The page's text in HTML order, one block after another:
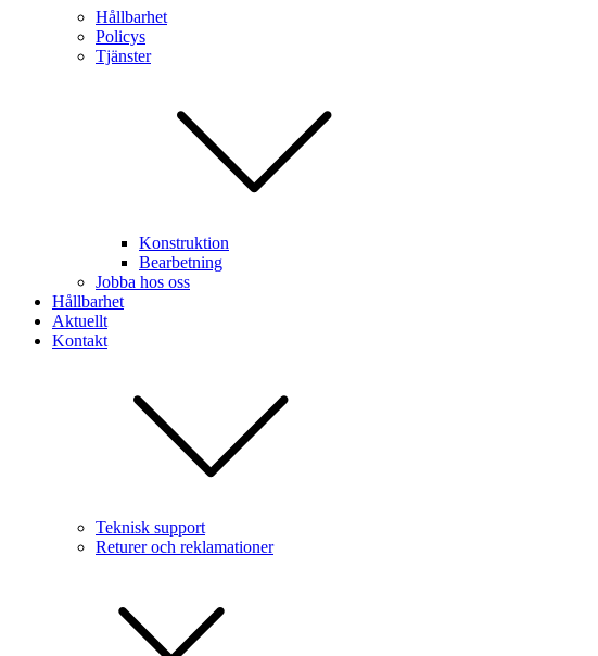
Hållbarhet
Policys
Tjänster
Konstruktion
Bearbetning
Jobba hos oss
Hållbarhet
Aktuellt
Kontakt
Teknisk support
Returer och reklamationer